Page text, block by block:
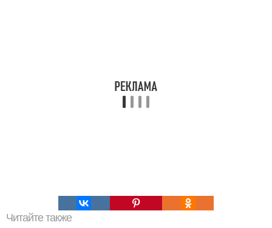
Читайте также